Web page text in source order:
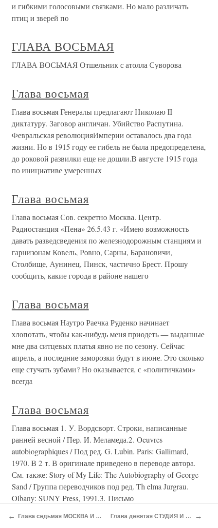
и гибкими голосовыми связками. Но мало различать
птиц и зверей по
ГЛАВА ВОСЬМАЯ
ГЛАВА ВОСЬМАЯ Отшельник с атолла Суворова
Глава восьмая
Глава восьмая Генералы предлагают Николаю II
диктатуру. Заговор англичан. Убийство Распутина.
Февральская революцияИмперии оставалось два года
жизни. Но в 1915 году ее гибель не была предопределена,
до роковой развилки еще не дошли.В августе 1915 года
по инициативе умеренных
Глава восьмая
Глава восьмая Сов. секретно Москва. Центр.
Радиостанция «Пена» 26.5.43 г. «Имею возможность
давать разведсведения по железнодорожным станциям и
гарнизонам Ковель, Ровно, Сарны, Барановичи,
Столбище, Аунинец, Пинск, частично Брест. Прошу
сообщить, какие города в районе нашего
Глава восьмая
Глава восьмая Наутро Раечка Руденко начинает
хлопотать, чтобы как-нибудь меня приодеть — выданные
мне два ситцевых платья явно не по сезону. Сейчас
апрель, а последние заморозки будут в июне. Это сколько
еще стучать зубами? Но оказывается, с «политичками»
всегда
Глава восьмая
Глава восьмая 1. У. Вордсворт. Строки, написанные
ранней весной / Пер. И. Меламеда.2. Oeuvres
autobiographiques / Под ред. G. Lubin. Paris: Gallimard,
1970. В 2 т. В оригинале приведено в переводе автора.
См. также: Story of My Life: The Autobiography of George
Sand / Группа переводчиков под ред. Th elma Jurgrau.
Olbany: SUNY Press, 1991.3. Письмо
← Глава седьмая МОСКВА И ПЕТРОГРАД Глава девятая СТУДИЯ И ИНСТИТУТ →